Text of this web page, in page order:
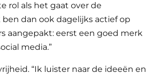
rol als het gaat over de
dan ook dagelijks actief op
aangepakt: eerst een goed merk
media.”
“Ik luister naar de ideeën en